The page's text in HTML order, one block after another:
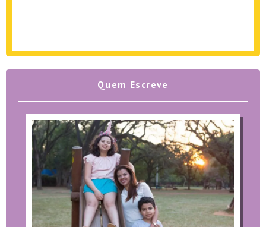
Quem Escreve